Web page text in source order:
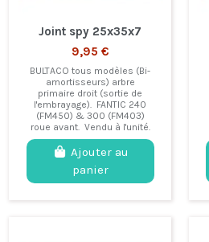
Joint spy 25x35x7
9,95 €
BULTACO tous modèles (Bi-
amortisseurs) arbre
primaire droit (sortie de
l'embrayage). FANTIC 240
(FM450) & 300 (FM403)
roue avant. Vendu à l'unité.
Ajouter au
panier